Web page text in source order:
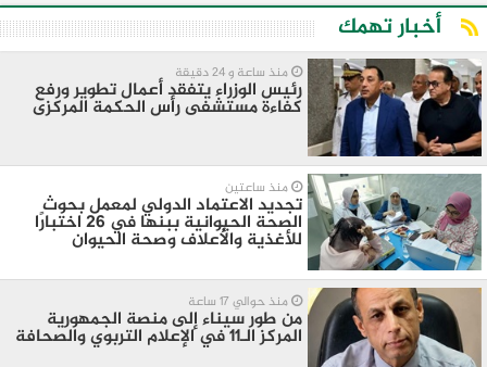
أخبار تهمك
منذ ساعة و 24 دقيقة
رئيس الوزراء يتفقد أعمال تطوير ورفع
كفاءة مستشفى رأس الحكمة المركزى
منذ ساعتين
تجديد الاعتماد الدولي لمعمل بحوث
الصحة الحيوانية ببنها في 26 اختبارًا
للأغذية والأعلاف وصحة الحيوان
منذ حوالي 17 ساعة
من طور سيناء إلى منصة الجمهورية
المركز الـ11 في الإعلام التربوي والصحافة